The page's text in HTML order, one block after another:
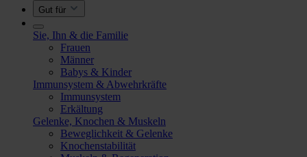
Gut für
Sie, Ihn & die Familie
Frauen
Männer
Babys & Kinder
Immunsystem & Abwehrkräfte
Immunsystem
Erkältung
Gelenke, Knochen & Muskeln
Beweglichkeit & Gelenke
Knochenstabilität